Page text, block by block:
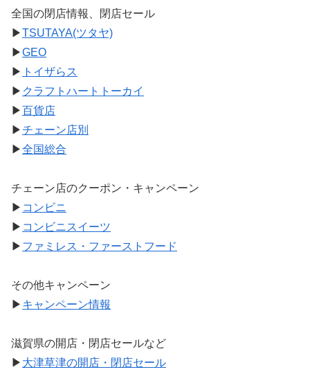
全国の閉店情報、閉店セール
▶TSUTAYA(ツタヤ)
▶GEO
▶ トイザらス
▶ クラフトハートトーカイ
▶百貨店
▶チェーン店別
▶全国総合
チェーン店のクーポン・キャンペーン
▶ コンビニ
▶ コンビニスイーツ
▶ ファミレス・ファーストフード
その他キャンペーン
▶ キャンペーン情報
滋賀県の開店・閉店セールなど
▶ 大津草津の開店・閉店セール